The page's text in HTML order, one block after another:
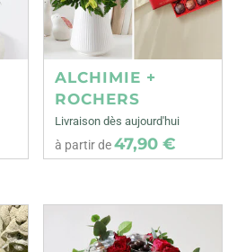
ALCHIMIE +
ROCHERS
Livraison dès aujourd'hui
à partir de47,90 €